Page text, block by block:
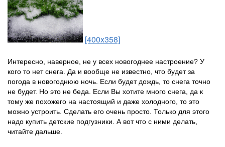
[400x358]
Интересно, наверное, не у всех новогоднее настроение? У
кого то нет снега. Да и вообще не известно, что будет за
погода в новогоднюю ночь. Если будет дождь, то снега точно
не будет. Но это не беда. Если Вы хотите много снега, да к
тому же похожего на настоящий и даже холодного, то это
можно устроить. Сделать его очень просто. Только для этого
надо купить детские подгузники. А вот что с ними делать,
читайте дальше.